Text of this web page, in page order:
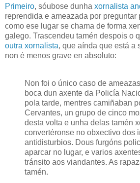
Primeiro, sóubose dunha xornalista
reprendida e ameazada por preguntar
como ese lugar se chama de forma
galego. Trascendeu tamén despois o
outra xornalista, que aínda que está a
non é menos grave en absoluto:
Non foi o único caso de
boca dun axente da Policía
pola tarde, mentres camiñaban
Cervantes, un grupo de cinco
desta volta e unha delas tamén
convertéronse no obxectivo dos
antidisturbios. Dous furgóns
aparcar no lugar, e varios
tránsito aos viandantes. As
tamén.